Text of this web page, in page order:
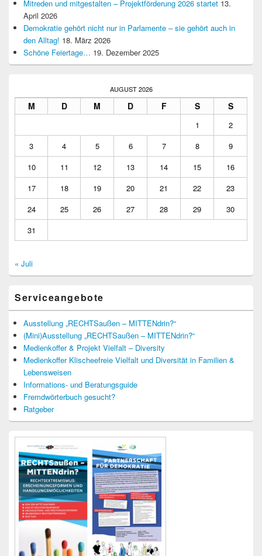
Mitreden und mitgestalten – Projektförderung 2026 startet 13.
April 2026
Demokratie gehört nicht nur in Parlamente – sie gehört auch in
den Alltag! 18. März 2026
Schöne Feiertage… 19. Dezember 2025
AUGUST 2026
M D M D F S S
1
2
3
4 5 6 7 8
9
10
11 12 13 14 15
16
17
18 19 20 21 22
23
24
25 26 27 28 29
30
31
« Juli
Serviceangebote
Ausstellung „RECHTSaußen – MITTENdrin?“
(Mini)Ausstellung „RECHTSaußen – MITTENdrin?“
Medienkoffer & Projekt Vielfalt – Diversity
Medienkoffer Klischeefreie Vielfalt und Diversität in Familien &
Lebensweisen
Informations- und Beratungsguide
Fremdwörterbuch gesucht?
Ratgeber